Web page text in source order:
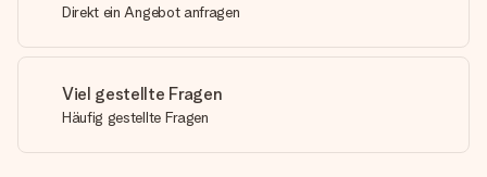
Direkt ein Angebot anfragen
Viel gestellte Fragen
Häufig gestellte Fragen